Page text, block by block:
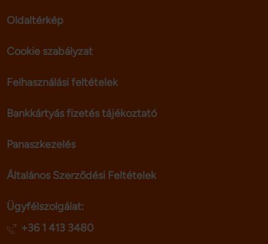
Oldaltérkép
Cookie szabályzat
Felhasználási feltételek
Bankkártyás fizetés tájékoztató
Panaszkezelés
Általános Szerződési Feltételek
Ügyfélszolgálat:
+36 1 413 3480